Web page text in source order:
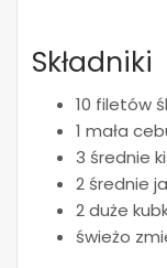
Składniki
10 filetów
1 mała
3 średnie
2 średnie
2 duże
świeżo